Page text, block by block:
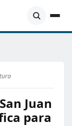
Juan
para